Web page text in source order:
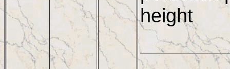
height